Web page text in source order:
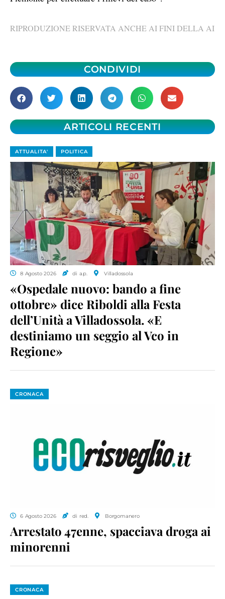
RIPRODUZIONE RISERVATA ANCHE AI FINI DELLA AI
CONDIVIDI
ARTICOLI RECENTI
ATTUALITA' POLITICA
8 Agosto 2026 di a.p. Villadossola
«Ospedale nuovo: bando a fine
ottobre» dice Riboldi alla Festa
dell’Unità a Villadossola. «E
destiniamo un seggio al Vco in
Regione»
CRONACA
6 Agosto 2026 di red. Borgomanero
Arrestato 47enne, spacciava droga ai
minorenni
CRONACA